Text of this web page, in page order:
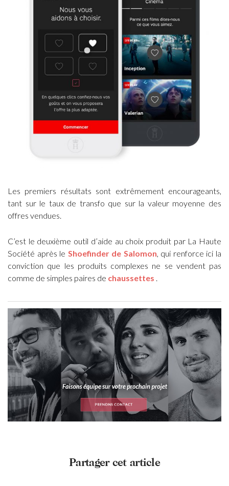
Les premiers résultats sont extrêmement encourageants,
tant sur le taux de transfo que sur la valeur moyenne des
offres vendues.
C’est le deuxième outil d’aide au choix produit par La Haute
Société après le Shoefinder de Salomon, qui renforce ici la
conviction que les produits complexes ne se vendent pas
comme de simples paires de chaussettes .
Partager cet article